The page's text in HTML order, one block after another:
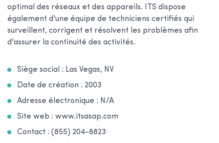
optimal des réseaux et des appareils. ITS dispose
également d'une équipe de techniciens certifiés qui
surveillent, corrigent et résolvent les problèmes afin
d'assurer la continuité des activités.
Siège social : Las Vegas, NV
Date de création : 2003
Adresse électronique : N/A
Site web : www.itsasap.com
Contact : (855) 204-8823